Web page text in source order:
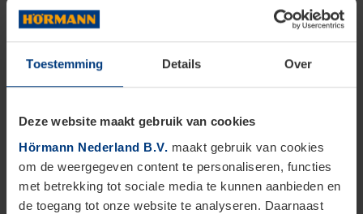
Toestemming Details Over
Deze website maakt gebruik van cookies
Hörmann Nederland B.V. maakt gebruik van cookies
om de weergegeven content te personaliseren, functies
met betrekking tot sociale media te kunnen aanbieden en
de toegang tot onze website te analyseren. Daarnaast
Achternaam*
E-mailadres*
Telefoonnummer*